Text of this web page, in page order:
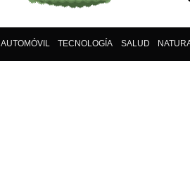
AUTOMÓVIL TECNOLOGÍA SALUD